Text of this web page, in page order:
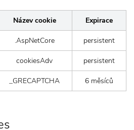
Název cookie Expirace
.AspNetCore persistent
cookiesAdv persistent
_GRECAPTCHA 6 měsíců